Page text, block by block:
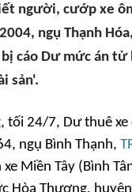
người, cướp xe
ngụ Thạnh
cáo Dư mức án
sản'.
tối 24/7, Dư thuê
ngụ Bình Thạnh,
Miền Tây (Bình